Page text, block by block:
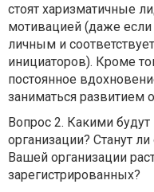
стоят харизматичные
мотивацией (даже если
личным и
инициаторов). Кроме
постоянное
заниматься развитием
Вопрос 2. Какими
организации? Станут
Вашей организации
зарегистрированных?